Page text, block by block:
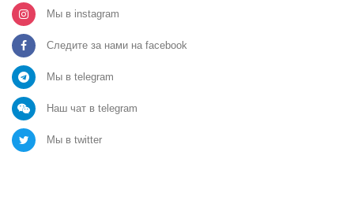
Мы в instagram
Следите за нами на facebook
Мы в telegram
Наш чат в telegram
Мы в twitter